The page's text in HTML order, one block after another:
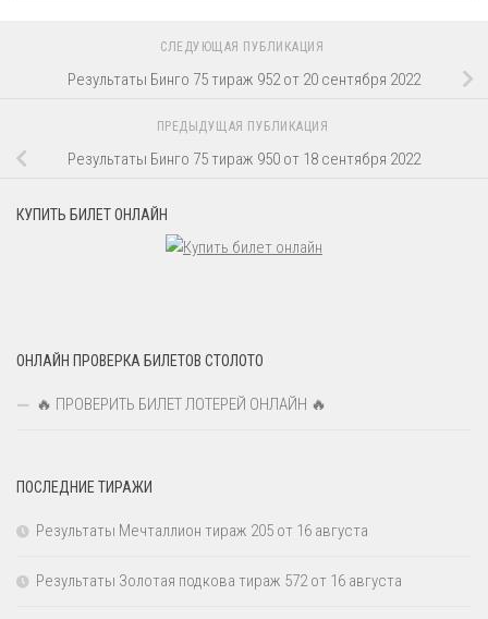
СЛЕДУЮЩАЯ ПУБЛИКАЦИЯ
Результаты Бинго 75 тираж 952 от 20 сентября 2022
ПРЕДЫДУЩАЯ ПУБЛИКАЦИЯ
Результаты Бинго 75 тираж 950 от 18 сентября 2022
КУПИТЬ БИЛЕТ ОНЛАЙН
ОНЛАЙН ПРОВЕРКА БИЛЕТОВ СТОЛОТО
🔥 ПРОВЕРИТЬ БИЛЕТ ЛОТЕРЕЙ ОНЛАЙН 🔥
ПОСЛЕДНИЕ ТИРАЖИ
Результаты Мечталлион тираж 205 от 16 августа
Результаты Золотая подкова тираж 572 от 16 августа